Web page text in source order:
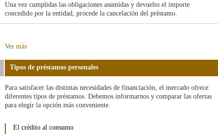
Una vez cumplidas las obligaciones asumidas y devuelto el importe
concedido por la entidad, procede la cancelación del préstamo.
Ver mássobre
del
préstamo
Tipos de préstamos personales
Para satisfacer las distintas necesidades de financiación, el mercado ofrece
diferentes tipos de préstamos. Debemos informarnos y comparar las ofertas
para elegir la opción más conveniente.
El crédito al consumo